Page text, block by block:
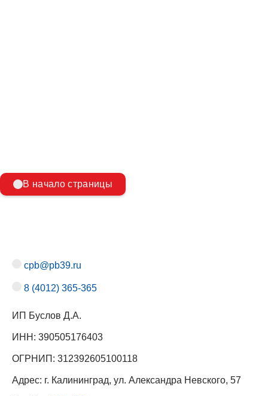
В начало страницы
cpb@pb39.ru
8 (4012) 365-365
ИП Буслов Д.А.
ИНН: 390505176403
ОГРНИП: 312392605100118
Адрес: г. Калининград, ул. Александра Невского, 57